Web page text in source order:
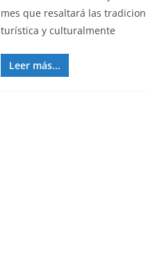
mes que resaltará las
turística y culturalmente
Leer más...